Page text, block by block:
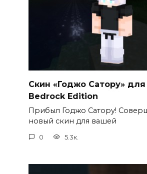
Скин «Годжо Сатору»
Bedrock Edition
Прибыл Годжо Сатору!
новый скин для вашей
0 5.3к.